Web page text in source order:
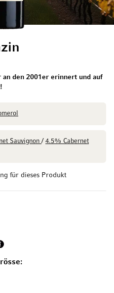
für dieses Produkt
an den 2001er erinnert und auf
Sauvignon/ 4.5% Cabernet